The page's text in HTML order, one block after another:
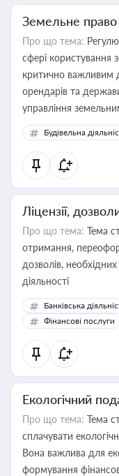
Земельне право
Про що тема:
сфері користування
критично важливим
орендарів та
управління
Будівельна
Ліцензії,
Про що тема: Тема
отримання,
дозволів,
діяльності
Банківська
Фінансові послуги
Екологічний
Про що тема: Тема
сплачувати
Вона важлива для
формування